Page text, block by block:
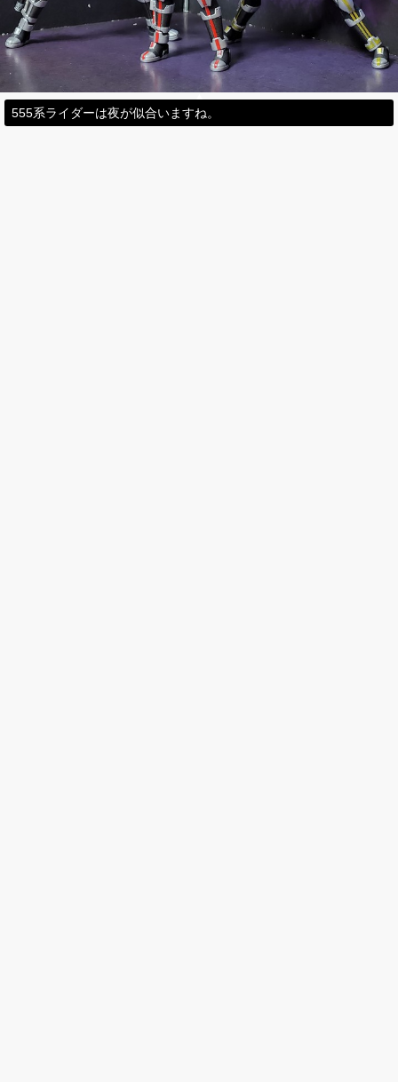
555系ライダーは夜が似合いますね。